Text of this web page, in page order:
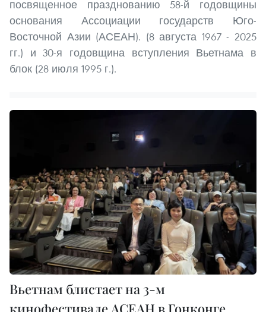
посвященное празднованию 58-й годовщины
основания Ассоциации государств Юго-
Восточной Азии (АСЕАН). (8 августа 1967 - 2025
гг.) и 30-я годовщина вступления Вьетнама в
блок (28 июля 1995 г.).
Вьетнам блистает на 3-м